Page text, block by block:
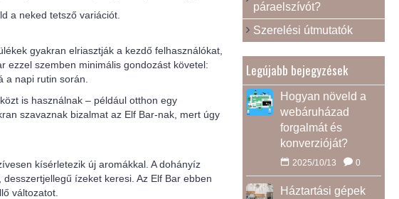
páraelszívót?
Szerelési útmutatók
Legújabb bejegyzések
Hogyan növeld a
webáruházad
forgalmát és
konverzióját?
2025/10/13 0
Háztartási gépek
a neked tetsző variációt.
gyakran elriasztják a kezdő felhasználókat,
ezzel szemben minimális gondozást követel:
a napi rutin során.
is használnak – például otthon egy
szavaznak bizalmat az Elf Bar-nak, mert úgy
kísérletezik új aromákkal. A dohányíz
ízeket keresi. Az Elf Bar ebben
változatot.